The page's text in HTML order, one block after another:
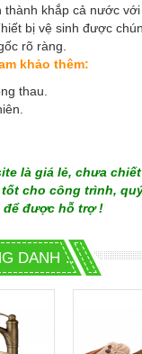
thành khắp cả nước
bị vệ sinh được
rõ ràng.
khảo thêm:
thau
là giá lẻ, chưa
cho công trình,
được hỗ trợ !
SẢN PHẨM CÙNG DANH MỤC